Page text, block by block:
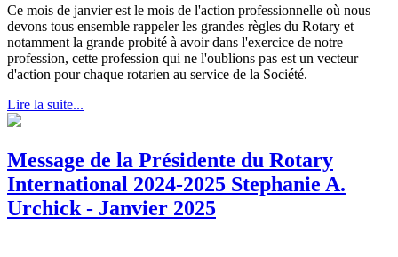
Ce mois de janvier est le mois de l'action professionnelle où nous
devons tous ensemble rappeler les grandes règles du Rotary et
notamment la grande probité à avoir dans l'exercice de notre
profession, cette profession qui ne l'oublions pas est un vecteur
d'action pour chaque rotarien au service de la Société.
Lire la suite...
Message de la Présidente du Rotary
International 2024-2025 Stephanie A.
Urchick - Janvier 2025